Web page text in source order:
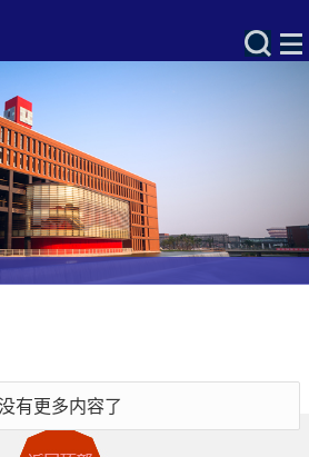
有更多内容了